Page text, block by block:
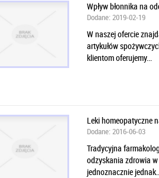
Wpływ błonnika na
Dodane: 2019-02-19
W naszej ofercie
artykułów
klientom oferujemy...
Leki homeopatyczne
Dodane: 2016-06-03
Tradycyjna
odzyskania zdrowia
jednoznacznie